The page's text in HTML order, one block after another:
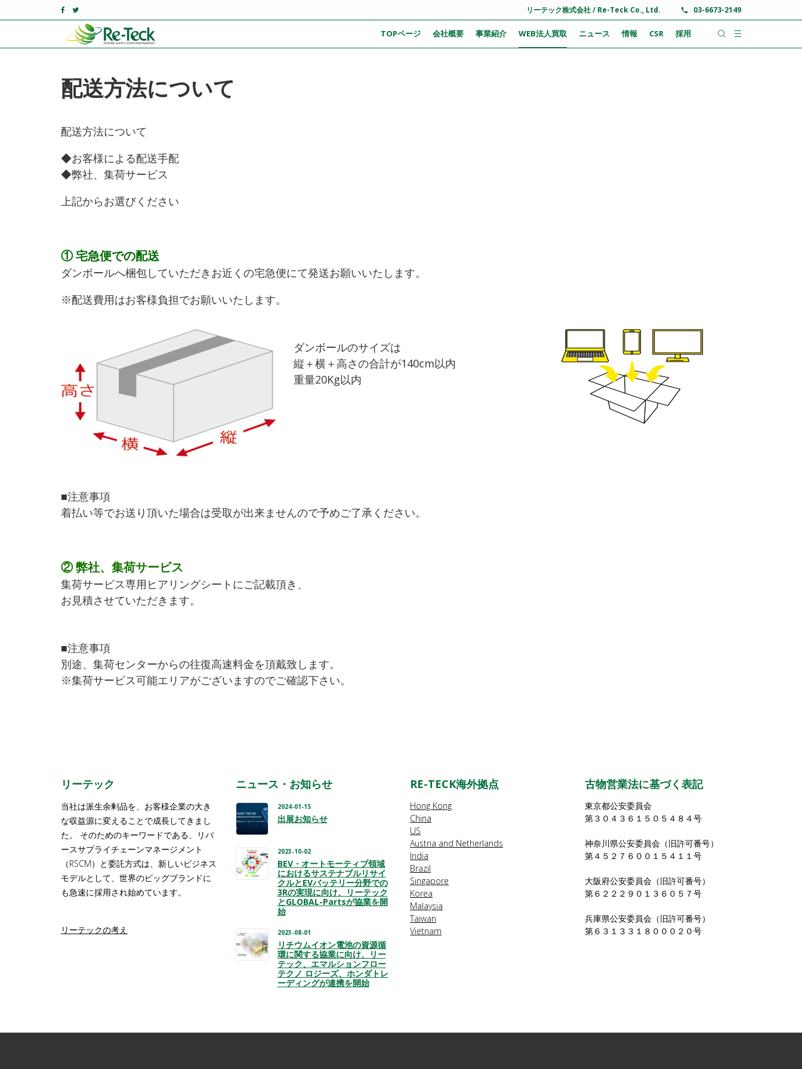
リーテック株式会社 / Re-Teck Co., Ltd. 03-6673-2149
TOPページ 会社概要 事業紹介 WEB法人買取 ニュース 情報 CSR 採用
配送方法について
配送方法について
◆お客様による配送手配
◆弊社、集荷サービス
上記からお選びください
① 宅急便での配送
ダンボールへ梱包していただきお近くの宅急便にて発送お願いいたします。
※配送費用はお客様負担でお願いいたします。
ダンボールのサイズは
縦＋横＋高さの合計が140cm以内
重量20Kg以内
■注意事項
着払い等でお送り頂いた場合は受取が出来ませんので予めご了承ください。
② 弊社、集荷サービス
集荷サービス専用ヒアリングシートにご記載頂き、
お見積させていただきます。
■注意事項
別途、集荷センターからの往復高速料金を頂戴致します。
※集荷サービス可能エリアがございますのでご確認下さい。
リーテック
当社は派生余剰品を、お客様企業の大き
な収益源に変えることで成長してきまし
た。 そのためのキーワードである、リバ
ースサプライチェーンマネージメント
（RSCM）と委託方式は、新しいビジネス
モデルとして、世界のビッグブランドに
も急速に採用され始めています。
リーテックの考え
ニュース・お知らせ
2024-01-15
出展お知らせ
2023-10-02
BEV・オートモーティブ領域
におけるサステナブルリサイ
クルとEVバッテリー分野での
3Rの実現に向け、リーテック
とGLOBAL-Partsが協業を開
始
2023-08-01
リチウムイオン電池の資源循
環に関する協業に向け、リー
テック、エマルションフロー
テクノ ロジーズ、ホンダトレ
ーディングが連携を開始
RE-TECK海外拠点
Hong Kong
China
US
Austria and Netherlands
India
Brazil
Singapore
Korea
Malaysia
Taiwan
Vietnam
古物営業法に基づく表記
東京都公安委員会
第３０４３６１５０５４８４号
神奈川県公安委員会（旧許可番号）
第４５２７６００１５４１１号
大阪府公安委員会（旧許可番号）
第６２２２９０１３６０５７号
兵庫県公安委員会（旧許可番号）
第６３１３３１８０００２０号